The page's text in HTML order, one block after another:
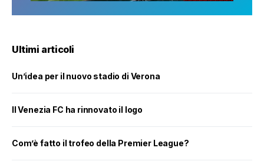
Ultimi articoli
Un’idea per il nuovo stadio di Verona
Il Venezia FC ha rinnovato il logo
Com’è fatto il trofeo della Premier League?